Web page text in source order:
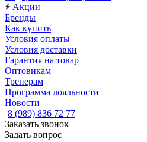
Акции
Бренды
Как купить
Условия оплаты
Условия доставки
Гарантия на товар
Оптовикам
Тренерам
Программа лояльности
Новости
8 (989) 836 72 77
Заказать звонок
Задать вопрос